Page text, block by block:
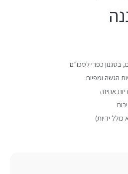
בסגנון כפרי לסכו”ם
הגשה ומפיות
אחיזה